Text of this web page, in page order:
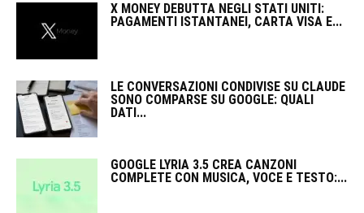
X MONEY DEBUTTA NEGLI STATI UNITI:
PAGAMENTI ISTANTANEI, CARTA VISA E...
LE CONVERSAZIONI CONDIVISE SU CLAUDE
SONO COMPARSE SU GOOGLE: QUALI
DATI...
GOOGLE LYRIA 3.5 CREA CANZONI
COMPLETE CON MUSICA, VOCE E TESTO:...